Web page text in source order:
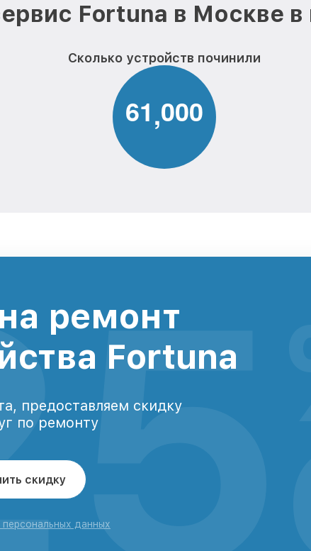
Fortuna в Москве
Сколько устройств починили
61,000
ремонт
Fortuna
предоставляем скидку
по ремонту
скидку
персональных данных